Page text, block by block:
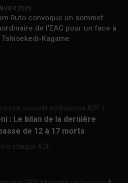
2025
Ruto convoque un sommet
de l’EAC pour un face à
Kagame
une nouvelle embuscade ADF à
: Le bilan de la dernière
de 12 à 17 morts
attaque ADF...